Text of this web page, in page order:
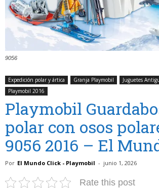
9056
Expedición polar y ártica Granja Playmobil Juguetes
Playmobil 2016
Playmobil
polar con osos
9056 2016 – El
Por El Mundo Click - Playmobil - junio 1, 2026
Rate this post